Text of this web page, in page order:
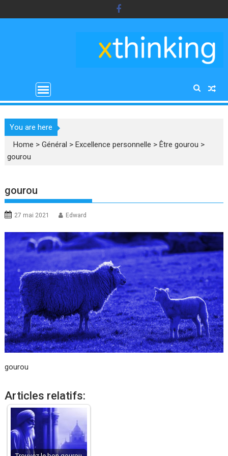
to
You are here
Home >Général >Excellence personnelle >Être gourou >
gourou
gourou
27 mai 2021 Edward
gourou
Articles relatifs: